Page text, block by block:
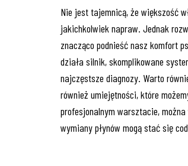
Nie jest tajemnicą, że większość
jakichkolwiek napraw. Jednak
znacząco podnieść nasz komfort
działa silnik, skomplikowane
najczęstsze diagnozy. Warto
również umiejętności, które
profesjonalnym warsztacie,
wymiany płynów mogą stać się